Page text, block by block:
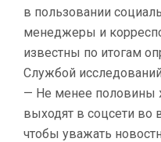
в пользовании
менеджеры и
известны по итогам
Службой
— Не менее половины
выходят в соцсети во
чтобы уважать